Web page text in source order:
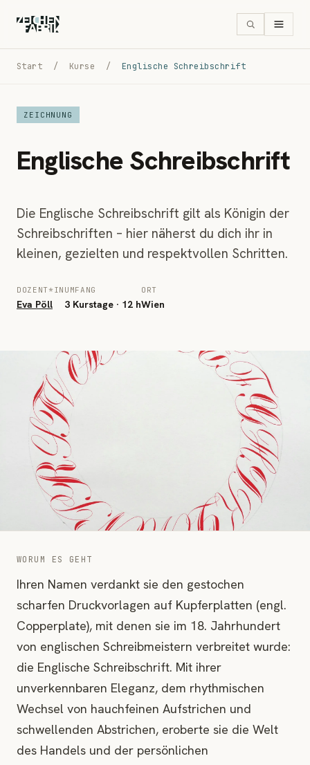
Start / Kurse / Englische Schreibschrift
ZEICHNUNG
Englische Schreibschrift
Die Englische Schreibschrift gilt als Königin der
Schreibschriften – hier näherst du dich ihr in
kleinen, gezielten und respektvollen Schritten.
DOZENT*IN
Eva Pöll
UMFANG
3 Kurstage · 12 h
ORT
Wien
WORUM ES GEHT
Ihren Namen verdankt sie den gestochen
scharfen Druckvorlagen auf Kupferplatten (engl.
Copperplate), mit denen sie im 18. Jahrhundert
von englischen Schreibmeistern verbreitet wurde:
die Englische Schreibschrift. Mit ihrer
unverkennbaren Eleganz, dem rhythmischen
Wechsel von hauchfeinen Aufstrichen und
schwellenden Abstrichen, eroberte sie die Welt
des Handels und der persönlichen